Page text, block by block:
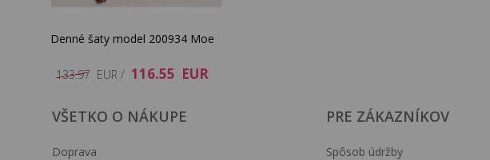
Denné šaty model 200934 Moe
133.97 EUR / 116.55 EUR
VŠETKO O NÁKUPE
Doprava
PRE ZÁKAZNÍKOV
Spôsob údržby